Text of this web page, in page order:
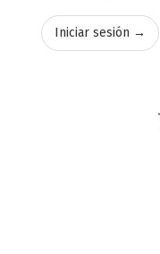
Iniciar sesión →